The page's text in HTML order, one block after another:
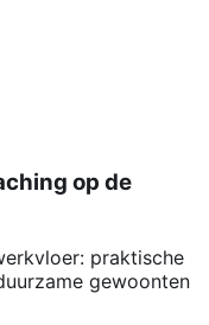
op de
praktische
gewoonten